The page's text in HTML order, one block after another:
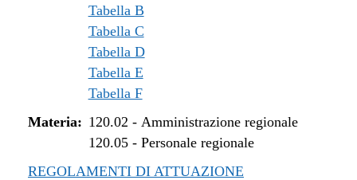
Tabella B
Tabella C
Tabella D
Tabella E
Tabella F
Materia: 120.02 - Amministrazione regionale
120.05- Personale regionale
REGOLAMENTI DI ATTUAZIONE